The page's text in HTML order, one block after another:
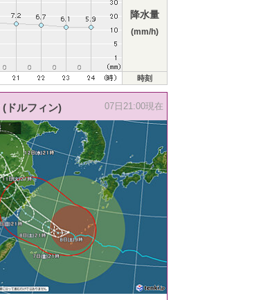
降水量
(mm/h)
時刻
(ドルフィン) 07日21:00現在